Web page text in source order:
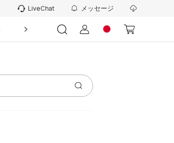
LiveChat メッセージ
情報